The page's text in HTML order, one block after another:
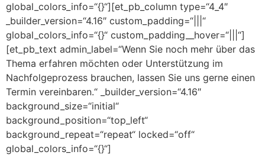
global_colors_info=“{}“][et_pb_column type=“4_4″
_builder_version=“4.16″ custom_padding=“|||“
global_colors_info=“{}“ custom_padding__hover=“|||“]
[et_pb_text admin_label=“Wenn Sie noch mehr über das
Thema erfahren möchten oder Unterstützung im
Nachfolgeprozess brauchen, lassen Sie uns gerne einen
Termin vereinbaren.“ _builder_version=“4.16″
background_size=“initial“
background_position=“top_left“
background_repeat=“repeat“ locked=“off“
global_colors_info=“{}“]